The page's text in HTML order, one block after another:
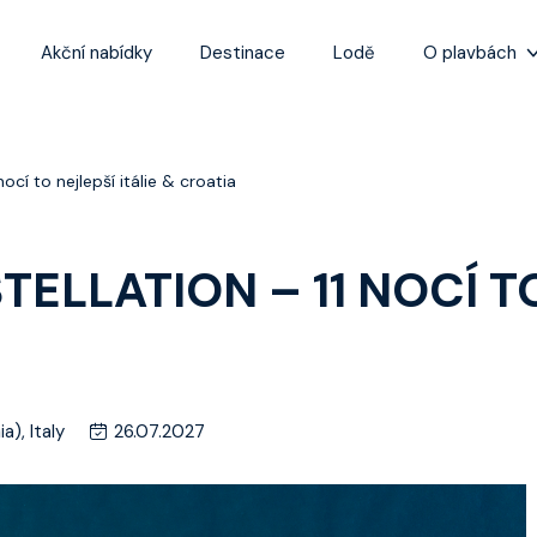
Akční nabídky Destinace Lodě O plavbách
Tipy na nejlepší
to nejlepší itálie & croatia
– 11 NOCÍ
Italy 26.07.2027